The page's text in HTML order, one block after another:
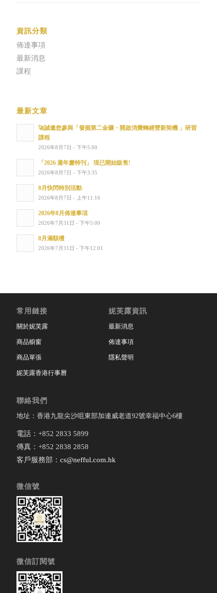
資訊分類
佈達事項
最新消息
課程
最新文章
🚀誠邀您參與「發掘第二金礦・開啟消費轉經營新契機 」研習
課程
2026年8月7日 - 下午5:00
「2026 週年慶特刊」 現已開始販售!
2026年8月7日 - 下午3:35
8月快閃特別活動
2026年8月7日 - 上午11:16
2026年8月佈達事項
2026年7月31日 - 下午5:00
8月滿額禮
2026年7月31日 - 下午12:01
常用鏈接
關於妮芙露
商品櫥窗
商品單張
妮芙露香港行事曆
妮芙露資訊
最新消息
佈達事項
隱私聲明
聯絡我們
地址：香港九龍尖沙咀東部加連威老道92號幸福中心6樓
電話：+852 2833 5899
傳真：+852 2838 2858
客戶服務部： cs@nefful.com.hk
微信號
微信訂閱號